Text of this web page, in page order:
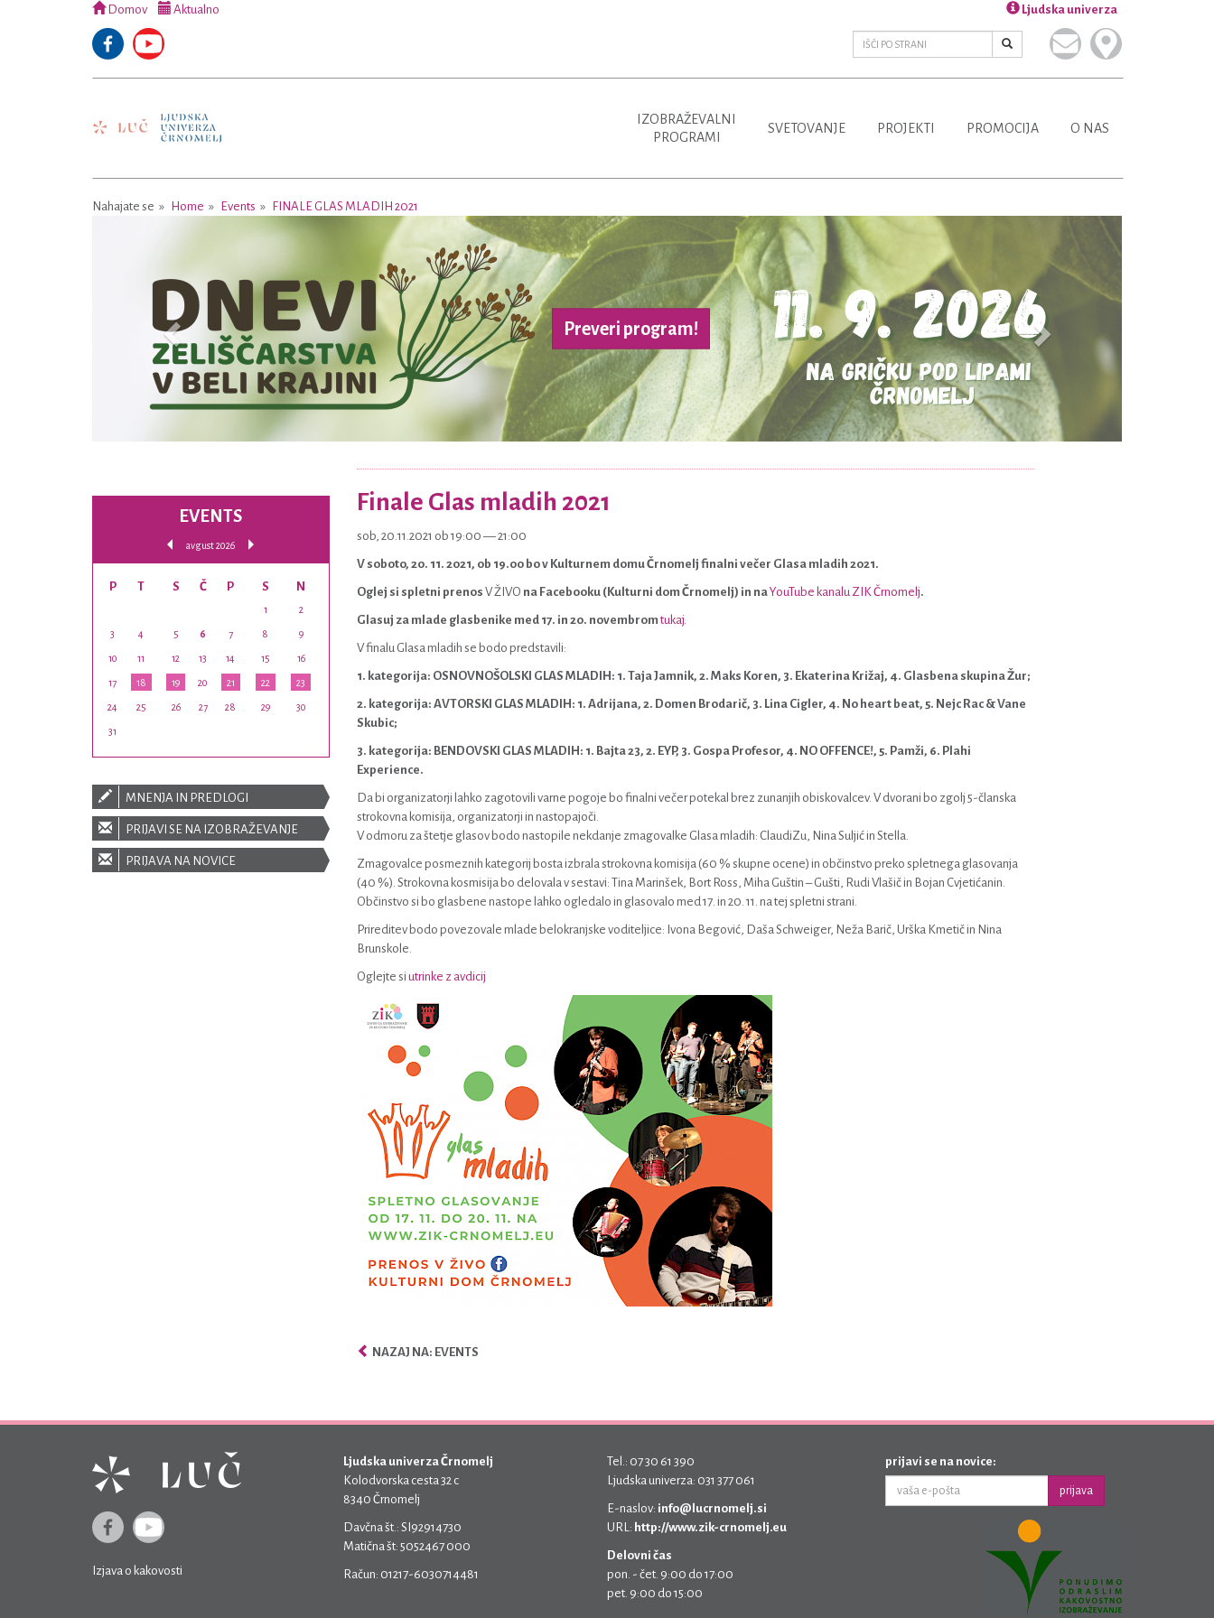
Domov Aktualno Ljudska univerza
IZOBRAŽEVALNI
PROGRAMI
SVETOVANJE PROJEKTI PROMOCIJA O NAS
Nahajate se Home Events FINALE GLAS MLADIH 2021
Preveri program!
Finale Glas mladih 2021
sob, 20.11.2021 ob 19:00 — 21:00
V soboto, 20. 11. 2021, ob 19.00 bo v Kulturnem domu Črnomelj finalni večer Glasa mladih 2021.
Oglej si spletni prenos V ŽIVO na Facebooku (Kulturni dom Črnomelj) in naYouTube kanalu ZIK Črnomelj.
Glasuj za mlade glasbenike med 17. in 20. novembrom tukaj.
V finalu Glasa mladih se bodo predstavili:
1. kategorija: OSNOVNOŠOLSKI GLAS MLADIH: 1. Taja Jamnik, 2. Maks Koren, 3. Ekaterina Križaj, 4. Glasbena skupina Žur;
2. kategorija: AVTORSKI GLAS MLADIH: 1. Adrijana, 2. Domen Brodarič, 3. Lina Cigler, 4. No heart beat, 5. Nejc Rac & Vane
Skubic;
3. kategorija: BENDOVSKI GLAS MLADIH: 1. Bajta 23, 2. EYP, 3. Gospa Profesor, 4. NO OFFENCE!, 5. Pamži, 6. Plahi
Experience.
Da bi organizatorji lahko zagotovili varne pogoje bo finalni večer potekal brez zunanjih obiskovalcev. V dvorani bo zgolj 5-članska
strokovna komisija, organizatorji in nastopajoči.
V odmoru za štetje glasov bodo nastopile nekdanje zmagovalke Glasa mladih: ClaudiZu, Nina Suljić in Stella.
Zmagovalce posmeznih kategorij bosta izbrala strokovna komisija (60 % skupne ocene) in občinstvo preko spletnega glasovanja
(40 %). Strokovna kosmisija bo delovala v sestavi: Tina Marinšek, Bort Ross, Miha Guštin – Gušti, Rudi Vlašič in Bojan Cvjetićanin.
Občinstvo si bo glasbene nastope lahko ogledalo in glasovalo med 17. in 20. 11. na tej spletni strani.
Prireditev bodo povezovale mlade belokranjske voditeljice: Ivona Begović, Daša Schweiger, Neža Barič, Urška Kmetič in Nina
Brunskole.
Oglejte si utrinke z avdicij
NAZAJ NA: EVENTS
EVENTS
avgust 2026
P T S Č P S N
1 2
3 4 5 6 7 8 9
10 11 12 13 14 15 16
17 18 19 20 21 22 23
24 25 26 27 28 29 30
31
MNENJA IN PREDLOGI
PRIJAVI SE NA IZOBRAŽEVANJE
PRIJAVA NA NOVICE
Izjava o kakovosti
Ljudska univerza Črnomelj
Kolodvorska cesta 32 c
8340 Črnomelj
Davčna št.: SI92914730
Matična št: 5052467 000
Račun: 01217-6030714481
Tel.: 07 30 61 390
Ljudska univerza: 031 377 061
E-naslov: info@lucrnomelj.si
URL: http://www.zik-crnomelj.eu
Delovni čas
pon. - čet. 9:00 do 17:00
pet. 9:00 do 15:00
prijavi se na novice:
prijava